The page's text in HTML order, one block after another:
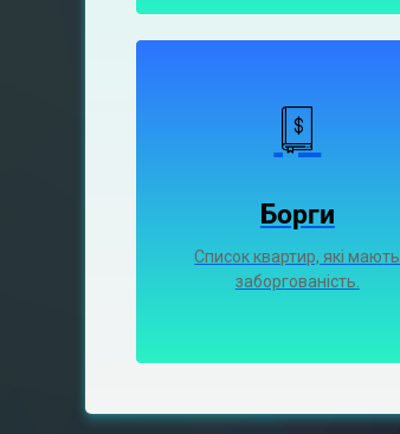
Борги
Список квартир, які мають
заборгованість.